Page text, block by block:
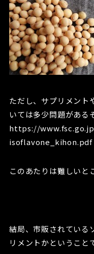
ただし、サプリメント
いては多少問題がある
https://
isoflavone_kihon.pdf
このあたりは難しいと
結局、市販されている
リメントかということ